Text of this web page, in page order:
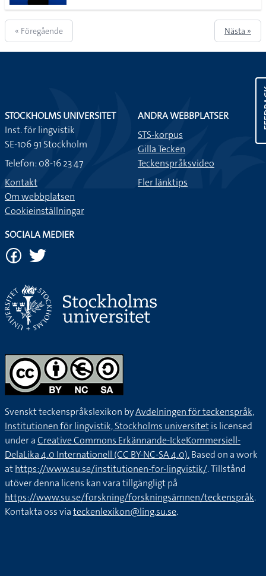
« Föregående Nästa »
STOCKHOLMS UNIVERSITET
Inst. för lingvistik
SE-106 91 Stockholm
Telefon: 08-16 23 47
Kontakt
Om webbplatsen
Cookieinställningar
ANDRA WEBBPLATSER
STS-korpus
Gilla Tecken
Teckenspråksvideo
Fler länktips
SOCIALA MEDIER
Svenskt teckenspråkslexikon byAvdelningen för teckenspråk,
Institutionen för lingvistik, Stockholms universitetis licensed
under aCreative Commons Erkännande-IckeKommersiell-
DelaLika 4.0 Internationell (CC BY-NC-SA 4.0).Based on a work
athttps://www.su.se/institutionen-for-lingvistik/. Tillstånd
utöver denna licens kan vara tillgängligt på
https://www.su.se/forskning/forskningsämnen/teckenspråk.
Kontakta oss viateckenlexikon@ling.su.se.